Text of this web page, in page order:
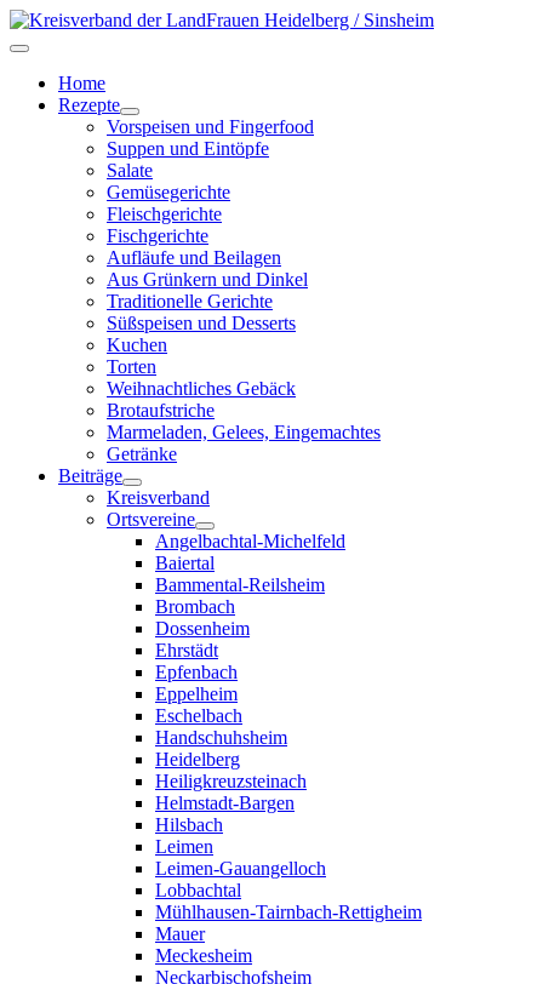
Home
Rezepte
Vorspeisen und Fingerfood
Suppen und Eintöpfe
Salate
Gemüsegerichte
Fleischgerichte
Fischgerichte
Aufläufe und Beilagen
Aus Grünkern und Dinkel
Traditionelle Gerichte
Süßspeisen und Desserts
Kuchen
Torten
Weihnachtliches Gebäck
Brotaufstriche
Marmeladen, Gelees, Eingemachtes
Getränke
Beiträge
Kreisverband
Ortsvereine
Angelbachtal-Michelfeld
Baiertal
Bammental-Reilsheim
Brombach
Dossenheim
Ehrstädt
Epfenbach
Eppelheim
Eschelbach
Handschuhsheim
Heidelberg
Heiligkreuzsteinach
Helmstadt-Bargen
Hilsbach
Leimen
Leimen-Gauangelloch
Lobbachtal
Mühlhausen-Tairnbach-Rettigheim
Mauer
Meckesheim
Neckarbischofsheim